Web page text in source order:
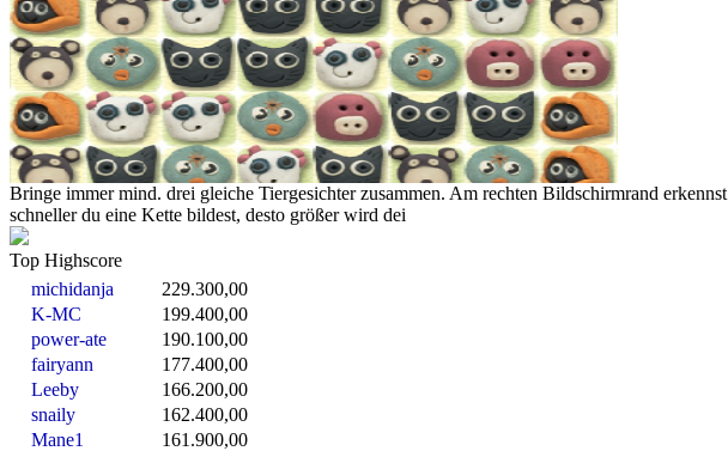
Bringe immer mind. drei gleiche Tiergesichter zusammen. Am rechten Bildschirmrand
schneller du eine Kette bildest, desto größer wird dei
Top Highscore
michidanja
229.300,00
K-MC
199.400,00
power-ate
190.100,00
fairyann
177.400,00
Leeby
166.200,00
snaily
162.400,00
Mane1
161.900,00